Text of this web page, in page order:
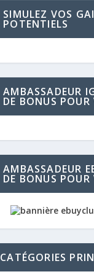
SIMULEZ VOS
POTENTIELS
AMBASSADEUR
DE BONUS POUR
AMBASSADEUR
DE BONUS POUR
CATÉGORIES